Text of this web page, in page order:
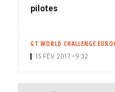
pilotes
GT WORLD CHALLENGE
15 FÉV. 2017 • 9:32